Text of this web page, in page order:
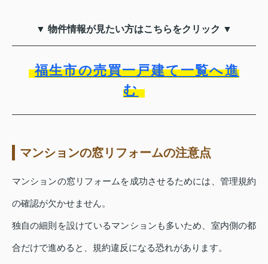
▼ 物件情報が見たい方はこちらをクリック ▼
福生市の売買一戸建て一覧へ進
む
マンションの窓リフォームの注意点
マンションの窓リフォームを成功させるためには、管理規約
の確認が欠かせません。
独自の細則を設けているマンションも多いため、室内側の都
合だけで進めると、規約違反になる恐れがあります。